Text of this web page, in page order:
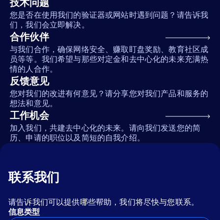
技术问题
您是否在使用我们的验证器或网站时遇到问题？请告诉我
们，我们会立即解决。
合作伙伴
与我们合作，确保网络安全、赚取盯盘奖励、教育社区成
员等等。我们希望与那些对定金和去中心化的未来充满热
情的人合作。
反馈意见
您对我们的改进有何意见？请分享您对我们产品和服务的
想法和意见。
工作机会
加入我们，共建去中心化的未来。请向我们发送您的简
历、申请的职位以及简短的自我介绍。
联系我们
请告诉我们可以提供哪些帮助，我们将尽快与您联系。
信息类型